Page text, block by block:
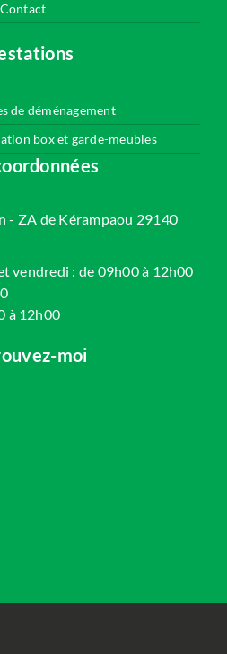
Contact
de déménagement
box et garde-meubles
- ZA de Kérampaou 29140
vendredi : de 09h00 à 12h00
à 12h00
moi